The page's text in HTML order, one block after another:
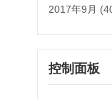
2017年9月
控制面板